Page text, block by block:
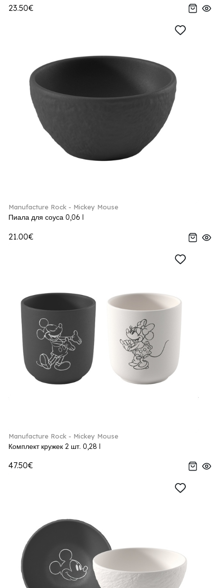
23.50€
Manufacture Rock - Mickey Mouse
Пиала для соуса 0,06 l
21.00€
Manufacture Rock - Mickey Mouse
Комплект кружек 2 шт. 0,28 l
47.50€